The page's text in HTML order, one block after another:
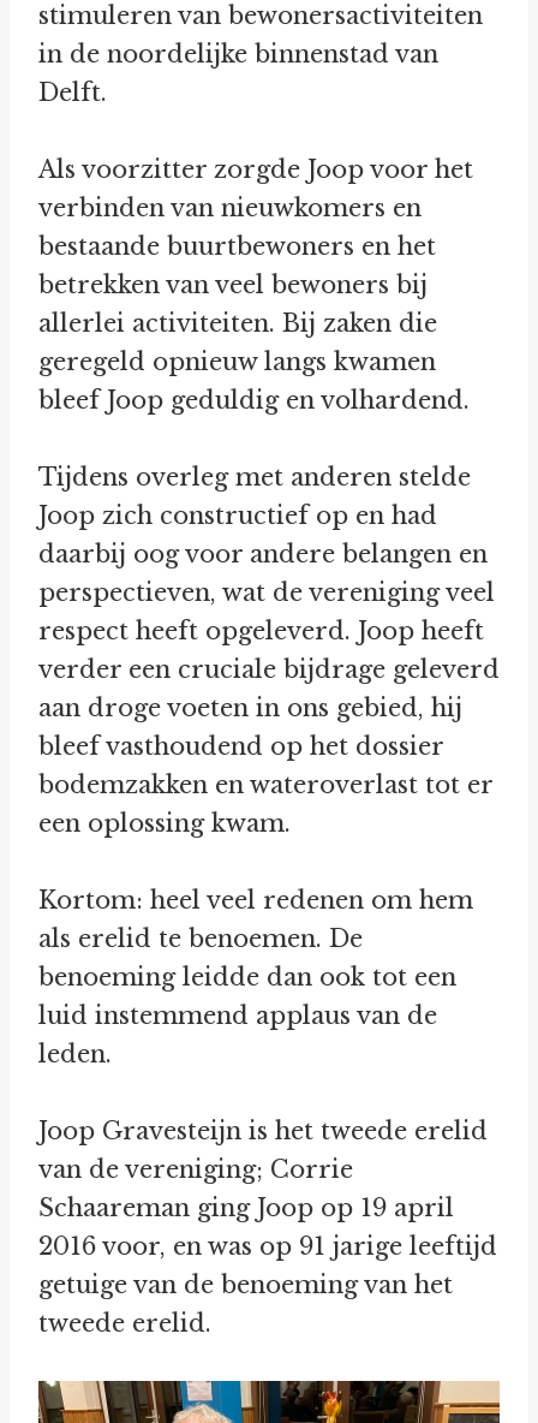
stimuleren van bewonersactiviteiten
in de noordelijke binnenstad van
Delft.
Als voorzitter zorgde Joop voor het
verbinden van nieuwkomers en
bestaande buurtbewoners en het
betrekken van veel bewoners bij
allerlei activiteiten. Bij zaken die
geregeld opnieuw langs kwamen
bleef Joop geduldig en volhardend.
Tijdens overleg met anderen stelde
Joop zich constructief op en had
daarbij oog voor andere belangen en
perspectieven, wat de vereniging veel
respect heeft opgeleverd. Joop heeft
verder een cruciale bijdrage geleverd
aan droge voeten in ons gebied, hij
bleef vasthoudend op het dossier
bodemzakken en wateroverlast tot er
een oplossing kwam.
Kortom: heel veel redenen om hem
als erelid te benoemen. De
benoeming leidde dan ook tot een
luid instemmend applaus van de
leden.
Joop Gravesteijn is het tweede erelid
van de vereniging; Corrie
Schaareman ging Joop op 19 april
2016 voor, en was op 91 jarige leeftijd
getuige van de benoeming van het
tweede erelid.